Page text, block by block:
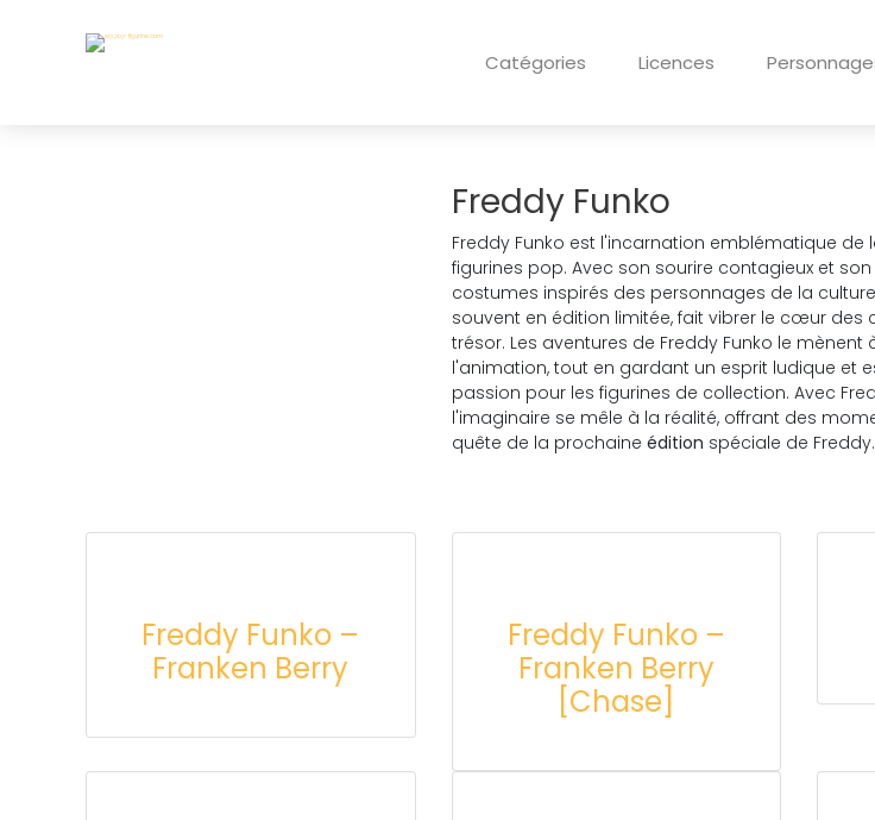
Catégories Licences
Freddy Funko
Freddy Funko est l'incarnation emblématique de
figurines pop. Avec son sourire contagieux et
costumes inspirés des personnages de la
souvent en édition limitée, fait vibrer le cœur
trésor. Les aventures de Freddy Funko le
l'animation, tout en gardant un esprit ludique et
passion pour les figurines de collection. Avec
l'imaginaire se mêle à la réalité, offrant des
quête de la prochaine édition spéciale de Freddy.
Freddy Funko –
Franken Berry
Freddy Funko –
Franken Berry
[Chase]